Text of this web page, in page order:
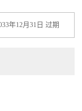
年12月31日 过期